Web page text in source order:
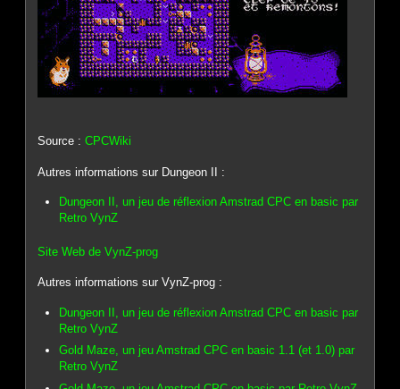
Source :CPCWiki
Autres informations sur Dungeon II :
Dungeon II, un jeu de réflexion Amstrad CPC en basic par
Retro VynZ
Site Web de VynZ-prog
Autres informations sur VynZ-prog :
Dungeon II, un jeu de réflexion Amstrad CPC en basic par
Retro VynZ
Gold Maze, un jeu Amstrad CPC en basic 1.1 (et 1.0) par
Retro VynZ